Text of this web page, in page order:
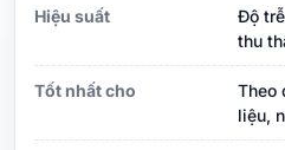
Hiệu suất
Độ
thu
Tốt nhất cho
Theo
liệu,